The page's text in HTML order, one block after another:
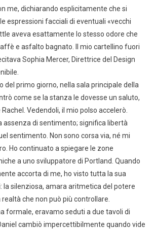
me, dichiarando esplicitamente che si
espressioni facciali di eventuali «vecchi
aveva esattamente lo stesso odore che
e asfalto bagnato. Il mio cartellino fuori
Sophia Mercer, Direttrice del Design
del primo giorno, nella sala principale della
come se la stanza le dovesse un saluto,
Vedendoli, il mio polso accelerò.
assenza di sentimento; significa libertà
sentimento. Non sono corsa via, né mi
Ho continuato a spiegare le zone
a uno sviluppatore di Portland. Quando
accorta di me, ho visto tutta la sua
la silenziosa, amara aritmetica del potere
che non può più controllare.
formale, eravamo seduti a due tavoli di
cambiò impercettibilmente quando vide